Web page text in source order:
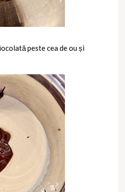
peste cea de ou și